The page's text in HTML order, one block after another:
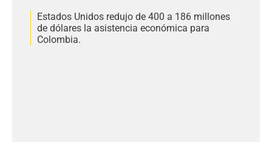
Estados Unidos redujo de 400 a 186 millones
de dólares la asistencia económica para
Colombia.